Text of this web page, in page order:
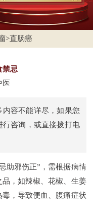
>直肠癌
禁忌
医
容不能详尽，如果您
行咨询，或直接拨打电
助邪伤正”，需根据病情
，如辣椒、花椒、生姜
，导致便血、腹痛症状